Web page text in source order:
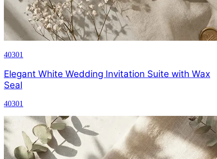
40301
Elegant White Wedding Invitation Suite with Wax
Seal
40301